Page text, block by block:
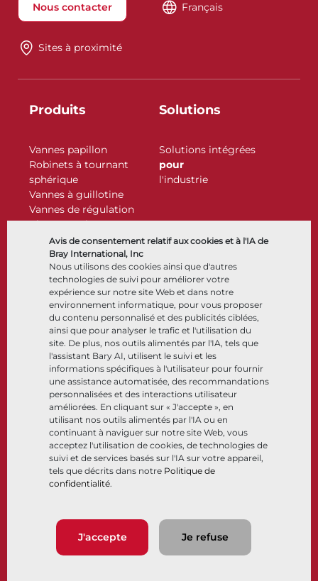
Avis de consentement relatif aux cookies et à l'IA de
Bray International, Inc
Nous utilisons des cookies ainsi que d'autres
technologies de suivi pour améliorer votre
expérience sur notre site Web et dans notre
environnement informatique, pour vous proposer
du contenu personnalisé et des publicités ciblées,
ainsi que pour analyser le trafic et l'utilisation du
site. De plus, nos outils alimentés par l'IA, tels que
l'assistant Bary AI, utilisent le suivi et les
informations spécifiques à l'utilisateur pour fournir
une assistance automatisée, des recommandations
personnalisées et des interactions utilisateur
améliorées. En cliquant sur « J'accepte », en
utilisant nos outils alimentés par l'IA ou en
continuant à naviguer sur notre site Web, vous
acceptez l'utilisation de cookies, de technologies de
suivi et de services basés sur l'IA sur votre appareil,
tels que décrits dans notre Politique de
confidentialité.
J'accepte Je refuse
Nous contacter Français
Sites à proximité
Produits
Vannes papillon
Robinets à tournant
sphérique
Vannes à guillotine
Vannes de régulation
Clapets antiretour
Actionneurs
Accessoires de contrôle
Cryogénique
Solutions
Solutions intégrées
pour
l'industrie
Entreprise
À propos
Sites
Partenariats
Développement durable
Portail clients
Ressources
Documents
Centre de connaissance
Logiciels
Sélection de matériaux
Suivez-nous LinkedIn
© 2026 Bray International. Tous droits réservés
Politique de confidentialité